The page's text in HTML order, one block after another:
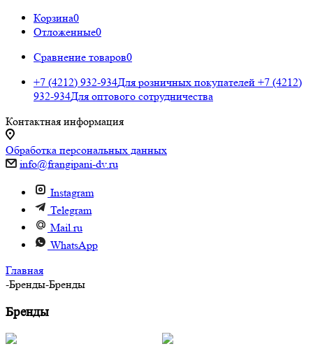
Корзина0
Отложенные0
Сравнение товаров0
+7 (4212) 932-934Для розничных покупателей +7 (4212)
932-934Для оптового сотрудничества
Контактная информация
Обработка персональных данных
info@frangipani-dv.ru
Instagram
Telegram
Mail.ru
WhatsApp
Главная
-Бренды-Бренды
Бренды